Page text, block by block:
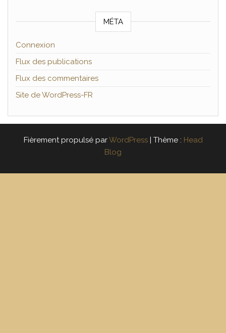
MÉTA
Connexion
Flux des publications
Flux des commentaires
Site de WordPress-FR
Fièrement propulsé parWordPress | Thème : Head
Blog